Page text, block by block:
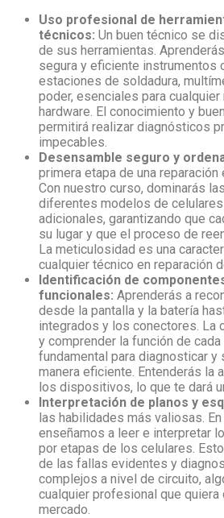
Uso profesional de
técnicos: Un buen técnico se
de sus herramientas.
segura y eficiente instrumentos
estaciones de soldadura,
poder, esenciales para cualquier
hardware. El conocimiento y
permitirá realizar diagnósticos
impecables.
Desensamble seguro y
primera etapa de una
Con nuestro curso, dominarás
diferentes modelos de
adicionales, garantizando que
su lugar y que el proceso de
La meticulosidad es una
cualquier técnico en reparación
Identificación de
funcionales: Aprenderás a
desde la pantalla y la batería
integrados y los conectores. La
y comprender la función de
fundamental para diagnosticar y
manera eficiente. Entenderás la
los dispositivos, lo que te dará
Interpretación de planos y
las habilidades más valiosas.
enseñamos a leer e interpretar
por etapas de los celulares.
de las fallas evidentes y
complejos a nivel de circuito,
cualquier profesional que
mercado.